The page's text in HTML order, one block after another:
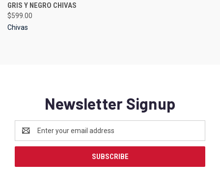
GRIS Y NEGRO CHIVAS
$599.00
Chivas
Newsletter Signup
Address